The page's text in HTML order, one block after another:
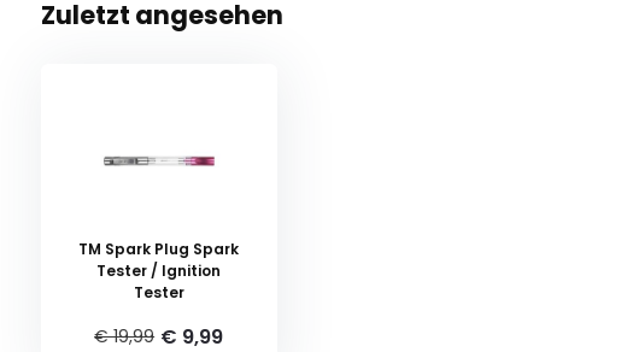
Zuletzt angesehen
TM Spark Plug Spark
Tester / Ignition
Tester
€ 19,99 € 9,99